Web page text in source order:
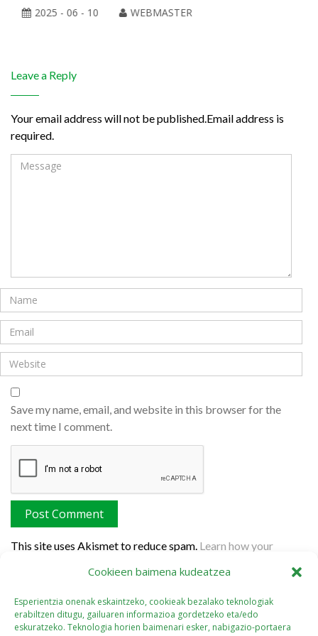
Cookieen baimena kudeatzea
Esperientzia onenak eskaintzeko, cookieak bezalako teknologiak
erabiltzen ditugu, gailuaren informazioa gordetzeko eta/edo
eskuratzeko. Teknologia horien baimenari esker, nabigazio-portaera
2025 - 06 - 10
WEBMASTER
Leave a Reply
Your email address will not be published.Email address is
required.
Save my name, email, and website in this browser for the
next time I comment.
This site uses Akismet to reduce spam. Learn how your